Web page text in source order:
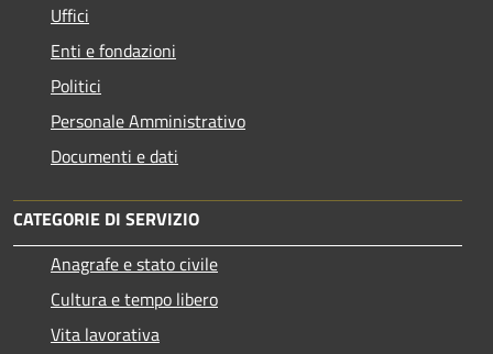
Uffici
Enti e fondazioni
Politici
Personale Amministrativo
Documenti e dati
CATEGORIE DI SERVIZIO
Anagrafe e stato civile
Cultura e tempo libero
Vita lavorativa